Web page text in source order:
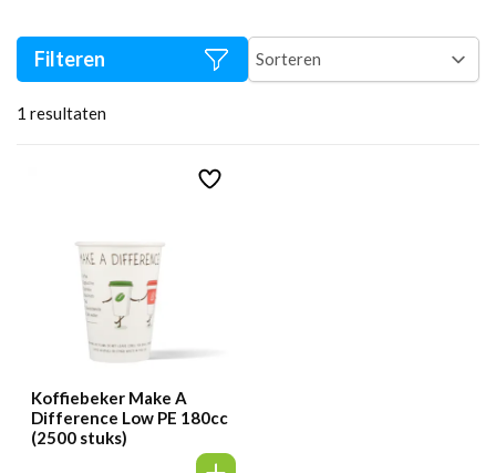
1 resultaten
Filteren
Koffiebeker Make A
Difference Low PE 180cc
(2500 stuks)